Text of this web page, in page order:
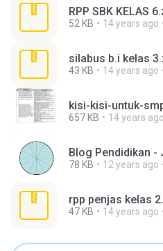
RPP SBK KELAS
52 KB 14 years ago
silabus b.i kelas
43 KB 14 years ago
657 KB 14 years ago
Blog Pendidikan -
78 KB 12 years ago
rpp penjas kelas
47 KB 14 years ago